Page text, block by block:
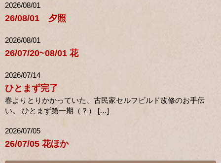
2026/08/01
26/08/01 夕照
2026/08/01
26/07/20~08/01 花
2026/07/14
ひとまず完了
春よりとりかかっていた、古民家セルフビルド改修のお手伝
い。 ひとまず第一期（？） […]
2026/07/05
26/07/05 花ほか